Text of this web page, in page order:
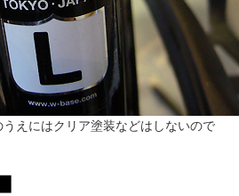
えにはクリア塗装などはしないので